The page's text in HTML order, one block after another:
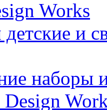
Works
и
наборы